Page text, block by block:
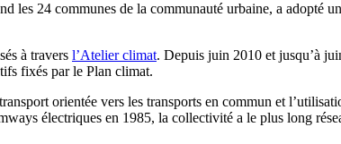
les 24 communes de la communauté urbaine, a adopté
à travers l’Atelier climat. Depuis juin 2010 et jusqu’à
fixés par le Plan climat.
orientée vers les transports en commun et
électriques en 1985, la collectivité a le plus long